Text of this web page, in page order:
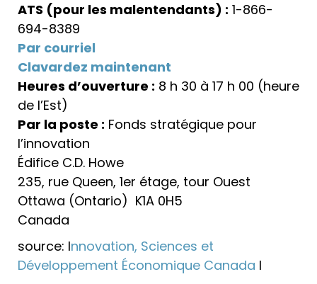
ATS (pour les malentendants) : 1-866-
694-8389
Par courriel
Clavardez maintenant
Heures d’ouverture : 8 h 30 à 17 h 00 (heure
de l’Est)
Par la poste : Fonds stratégique pour
l’innovation
Édifice C.D. Howe
235, rue Queen, 1er étage, tour Ouest
Ottawa (Ontario) K1A 0H5
Canada
source: Innovation, Sciences et
Développement Économique Canada I